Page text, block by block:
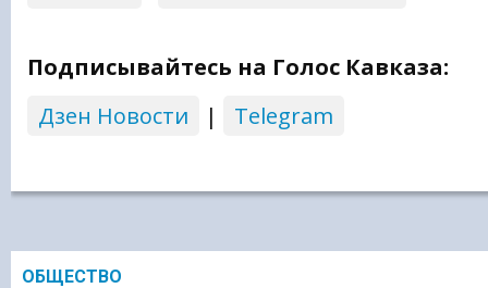
Подписывайтесь на Голос Кавказа:
Дзен Новости
| Telegram
ОБЩЕСТВО